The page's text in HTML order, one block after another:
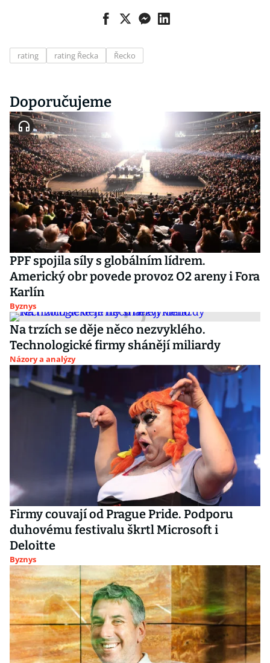
rating rating Řecka Řecko
Doporučujeme
PPF spojila síly s globálním lídrem.
Americký obr povede provoz O2 areny i Fora
Karlín
Byznys
Na trzích se děje něco nezvyklého.
Technologické firmy shánějí miliardy
Názory a analýzy
Firmy couvají od Prague Pride. Podporu
duhovému festivalu škrtl Microsoft i
Deloitte
Byznys